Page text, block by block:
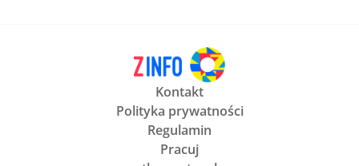
Kontakt
Polityka prywatności
Regulamin
Pracuj